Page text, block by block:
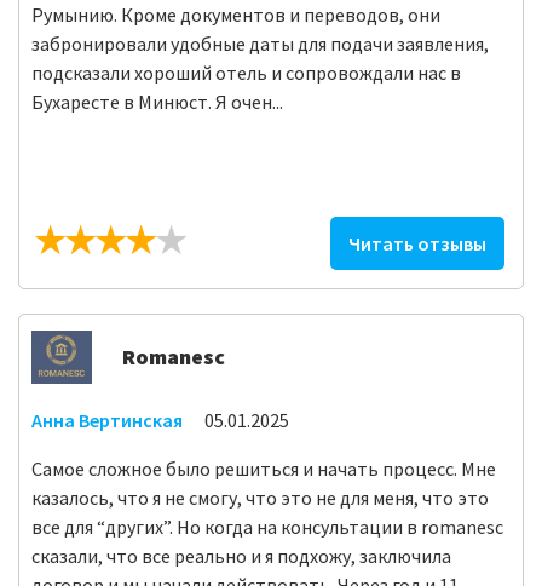
Румынию. Кроме документов и переводов, они
забронировали удобные даты для подачи заявления,
подсказали хороший отель и сопровождали нас в
Бухаресте в Минюст. Я очен...
Читать отзывы
Romanesc
Анна Вертинская
05.01.2025
Самое сложное было решиться и начать процесс. Мне
казалось, что я не смогу, что это не для меня, что это
все для “других”. Но когда на консультации в romanesc
сказали, что все реально и я подхожу, заключила